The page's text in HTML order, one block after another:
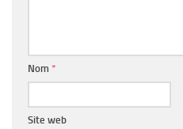
Nom *
Site web